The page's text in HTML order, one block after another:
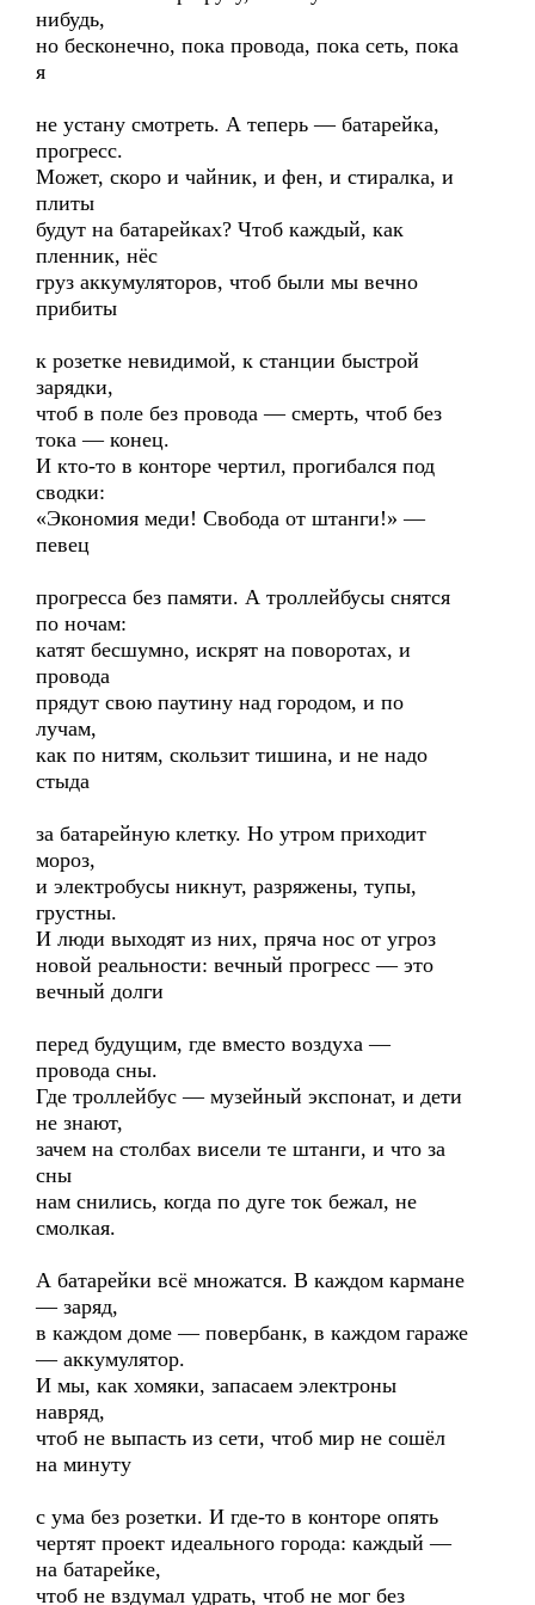
нибудь,
но бесконечно, пока провода, пока сеть, пока
я
не устану смотреть. А теперь — батарейка,
прогресс.
Может, скоро и чайник, и фен, и стиралка, и
плиты
будут на батарейках? Чтоб каждый, как
пленник, нёс
груз аккумуляторов, чтоб были мы вечно
прибиты
к розетке невидимой, к станции быстрой
зарядки,
чтоб в поле без провода — смерть, чтоб без
тока — конец.
И кто-то в конторе чертил, прогибался под
сводки:
«Экономия меди! Свобода от штанги!» —
певец
прогресса без памяти. А троллейбусы снятся
по ночам:
катят бесшумно, искрят на поворотах, и
провода
прядут свою паутину над городом, и по
лучам,
как по нитям, скользит тишина, и не надо
стыда
за батарейную клетку. Но утром приходит
мороз,
и электробусы никнут, разряжены, тупы,
грустны.
И люди выходят из них, пряча нос от угроз
новой реальности: вечный прогресс — это
вечный долги
перед будущим, где вместо воздуха —
провода сны.
Где троллейбус — музейный экспонат, и дети
не знают,
зачем на столбах висели те штанги, и что за
сны
нам снились, когда по дуге ток бежал, не
смолкая.
А батарейки всё множатся. В каждом кармане
— заряд,
в каждом доме — повербанк, в каждом гараже
— аккумулятор.
И мы, как хомяки, запасаем электроны
навряд,
чтоб не выпасть из сети, чтоб мир не сошёл
на минуту
с ума без розетки. И где-то в конторе опять
чертят проект идеального города: каждый —
на батарейке,
чтоб не вздумал удрать, чтоб не мог без